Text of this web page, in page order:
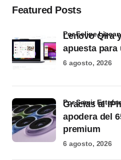
Featured Posts
Lenovo Qira
apuesta para
por Felipe
6 agosto, 2026
Gracias al
apodera del
premium
por Samir
6 agosto, 2026